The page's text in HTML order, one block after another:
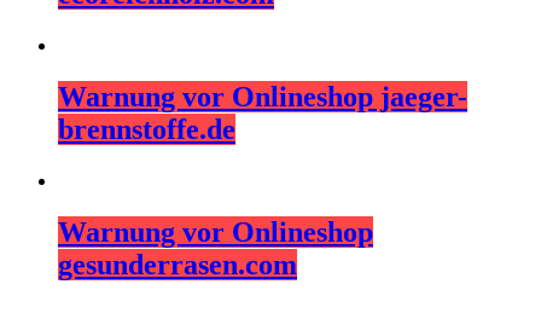
Warnung vor Onlineshop jaeger-
brennstoffe.de
Warnung vor Onlineshop
gesunderrasen.com